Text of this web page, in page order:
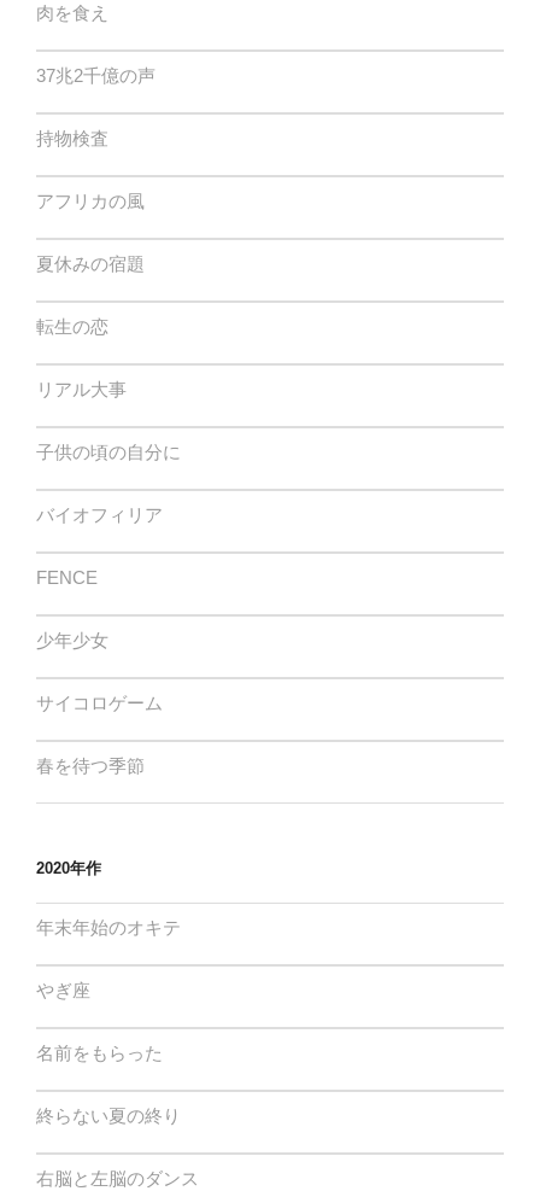
肉を食え
37兆2千億の声
持物検査
アフリカの風
夏休みの宿題
転生の恋
リアル大事
子供の頃の自分に
バイオフィリア
FENCE
少年少女
サイコロゲーム
春を待つ季節
2020年作
年末年始のオキテ
やぎ座
名前をもらった
終らない夏の終り
右脳と左脳のダンス